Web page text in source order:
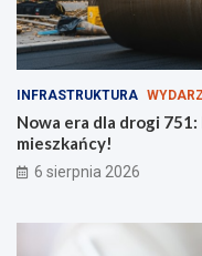
INFRASTRUKTURA
Nowa era dla drogi
mieszkańcy!
6 sierpnia 2026